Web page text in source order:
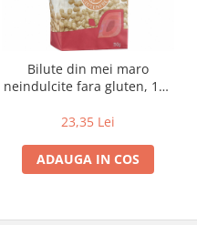
Bilute din mei maro
neindulcite fara gluten, 150
23,35 Lei
ADAUGA IN COS